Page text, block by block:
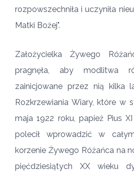
rozpowszechniła i uczyniła
Matki Bożej".
Założycielka Żywego
pragnęła, aby modlitwa
zainicjowane przez nią kilka
Rozkrzewiania Wiary, które w
maja 1922 roku, papież Pius
polecił wprowadzić w
korzenie Żywego Różańca na
pięćdziesiątych XX wieku